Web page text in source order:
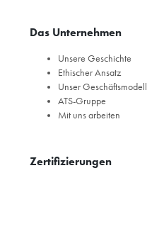
Das Unternehmen
Unsere Geschichte
Ethischer Ansatz
Unser Geschäftsmodell
ATS-Gruppe
Mit uns arbeiten
Zertifizierungen